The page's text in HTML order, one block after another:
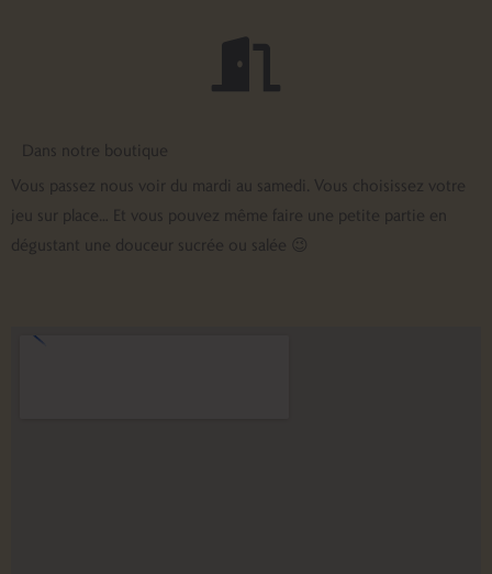
Dans notre boutique
Vous passez nous voir du mardi au samedi. Vous choisissez votre
jeu sur place… Et vous pouvez même faire une petite partie en
dégustant une douceur sucrée ou salée 😉